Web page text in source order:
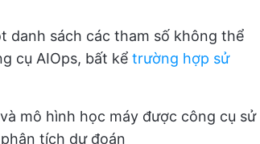
danh sách các tham số không thể
cụ AIOps, bất kể trường hợp sử
mô hình học máy được công cụ sử
tích dự đoán